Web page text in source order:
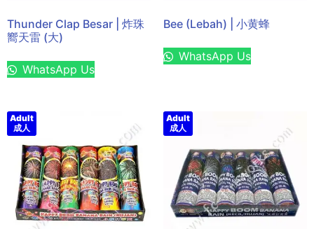
Thunder Clap Besar | 炸珠
嚮天雷 (大)
WhatsApp Us
Bee (Lebah) | 小黄蜂
WhatsApp Us
Adult
成人
Adult
成人